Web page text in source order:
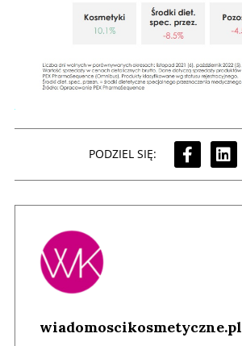
PODZIEL SIĘ:
wiadomoscikosmetyczne.pl